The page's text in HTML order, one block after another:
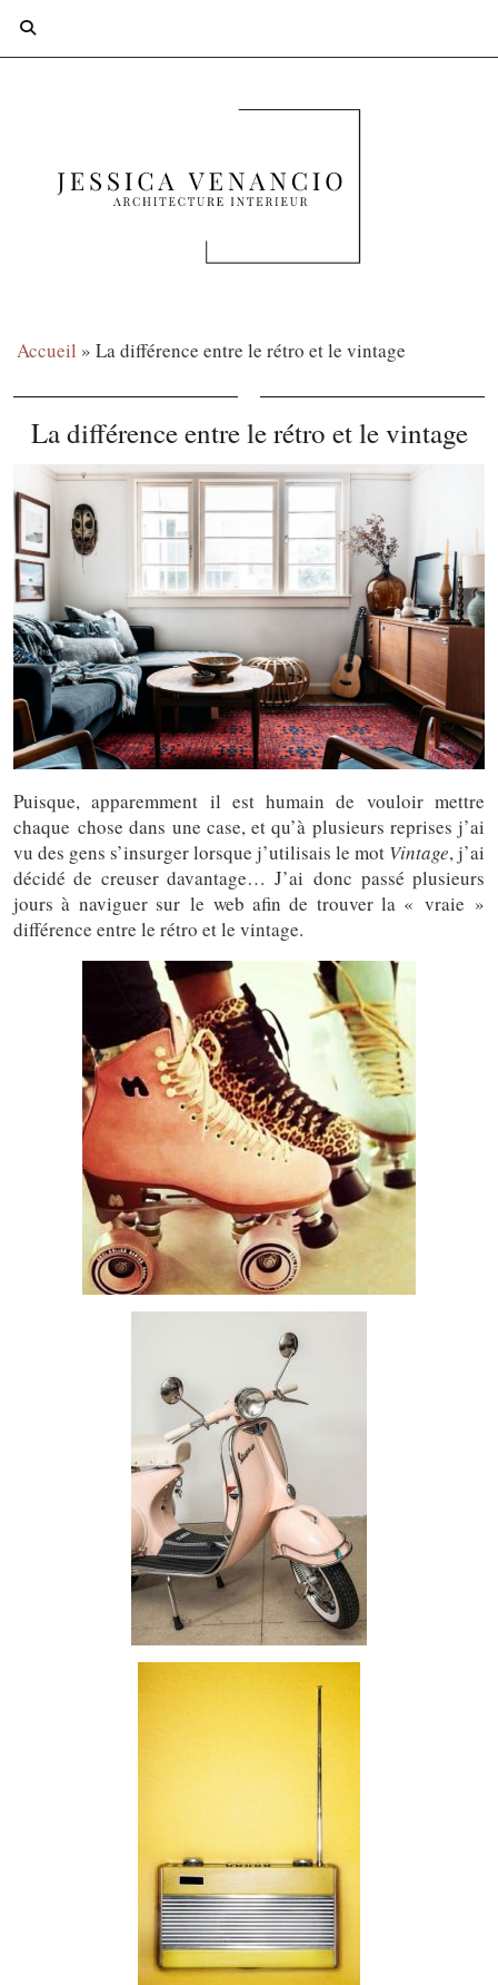
Accueil » La différence entre le rétro et le vintage
La différence entre le rétro et le vintage
Puisque, apparemment il est humain de vouloir mettre
chaque chose dans une case, et qu’à plusieurs reprises j’ai
vu des gens s’insurger lorsque j’utilisais le mot Vintage, j’ai
décidé de creuser davantage… J’ai donc passé plusieurs
jours à naviguer sur le web afin de trouver la « vraie »
différence entre le rétro et le vintage.